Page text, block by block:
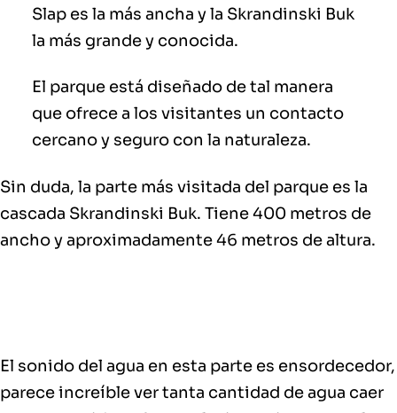
Slap es la más ancha y la Skrandinski Buk
la más grande y conocida.
El parque está diseñado de tal manera
que ofrece a los visitantes un contacto
cercano y seguro con la naturaleza.
Sin duda, la parte más visitada del parque es la
cascada Skrandinski Buk. Tiene 400 metros de
ancho y aproximadamente 46 metros de altura.
El sonido del agua en esta parte es ensordecedor,
parece increíble ver tanta cantidad de agua caer